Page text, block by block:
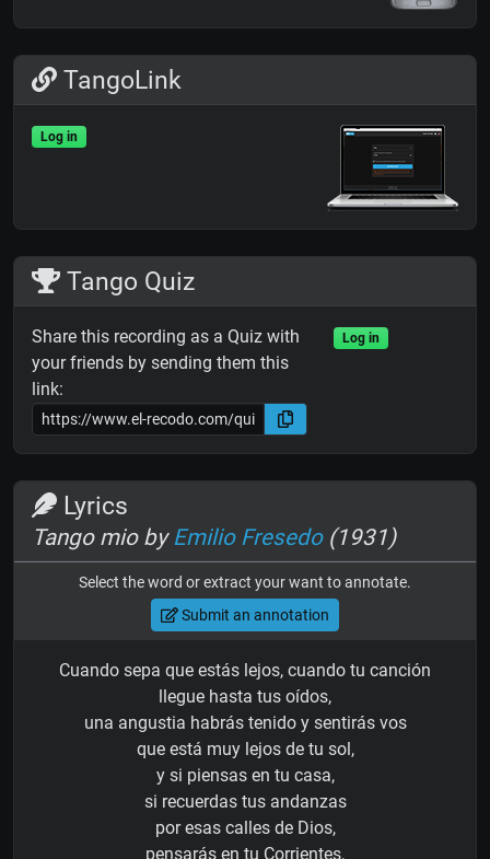
TangoLink
Log in
Tango Quiz
Share this recording as a Quiz with
your friends by sending them this
link:
Log in
Lyrics
Tango mio byEmilio Fresedo(1931)
Select the word or extract your want to annotate.
Submit an annotation
Cuando sepa que estás lejos, cuando tu canción
llegue hasta tus oídos,
una angustia habrás tenido y sentirás vos
que está muy lejos de tu sol,
y si piensas en tu casa,
si recuerdas tus andanzas
por esas calles de Dios,
pensarás en tu Corrientes,